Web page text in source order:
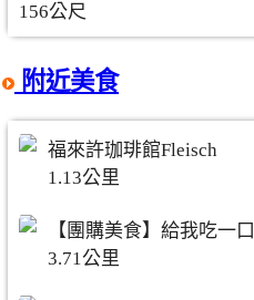
156公尺
附近美食
福來許珈琲館Fleisch
1.13公里
【團購美食】給我吃一
3.71公里